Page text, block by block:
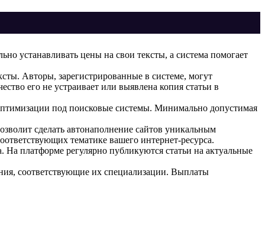
устанавливать цены на свои тексты, а система помогает
Авторы, зарегистрированные в системе, могут
его не устраивает или выявлена копия статьи в
под поисковые системы. Минимально допустимая
сделать автонаполнение сайтов уникальным
тематике вашего интернет-ресурса.
платформе регулярно публикуются статьи на актуальные
соответствующие их специализации. Выплаты